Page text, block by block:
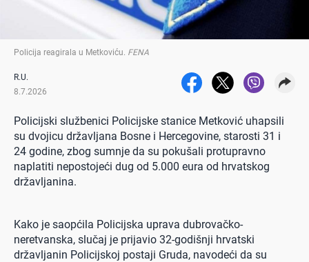
Policija reagirala u Metkoviću FENA
R.U.
8.7.2026
Policijski službenici Policijske stanice Metković uhapsili
su dvojicu državljana Bosne i Hercegovine, starosti 31 i
24 godine, zbog sumnje da su pokušali protupravno
naplatiti nepostojeći dug od 5.000 eura od hrvatskog
državljanina.
Kako je saopćila Policijska uprava dubrovačko-
neretvanska, slučaj je prijavio 32-godišnji hrvatski
državljanin Policijskoj postaji Gruda, navodeći da su